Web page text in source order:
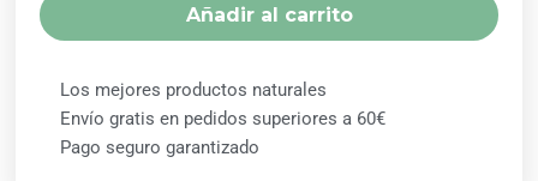
Añadir al carrito
Los mejores productos naturales
Envío gratis en pedidos superiores a 60€
Pago seguro garantizado